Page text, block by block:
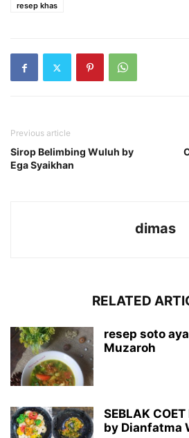
resep khas
Previous article
Sirop Belimbing Wuluh by
Ega Syaikhan
dimas
RELATED
resep soto
Muzaroh
SEBLAK
by Dianfatma